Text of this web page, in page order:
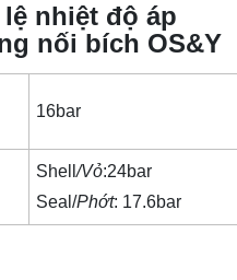
lệ nhiệt độ áp
nối bích OS&Y
16bar
Shell/Vỏ:24bar
Seal/Phớt: 17.6bar